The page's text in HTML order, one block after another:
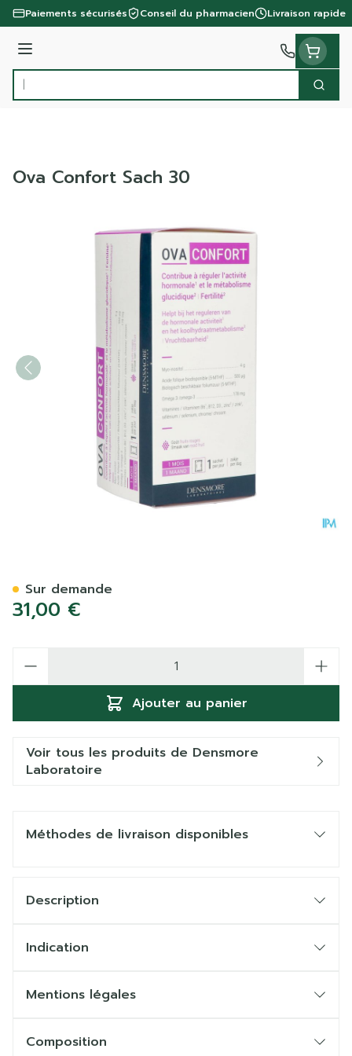
Aller au contenu
Paiements sécurisés Conseil du pharmacien Livraison rapide
Menu
Rechercher
Ova Confort Sach 30
31,00 €
Ajouter au panier
Sur demande
Voir tous les produits de Densmore
Laboratoire
Méthodes de livraison disponibles
Description
Indication
Mentions légales
Composition